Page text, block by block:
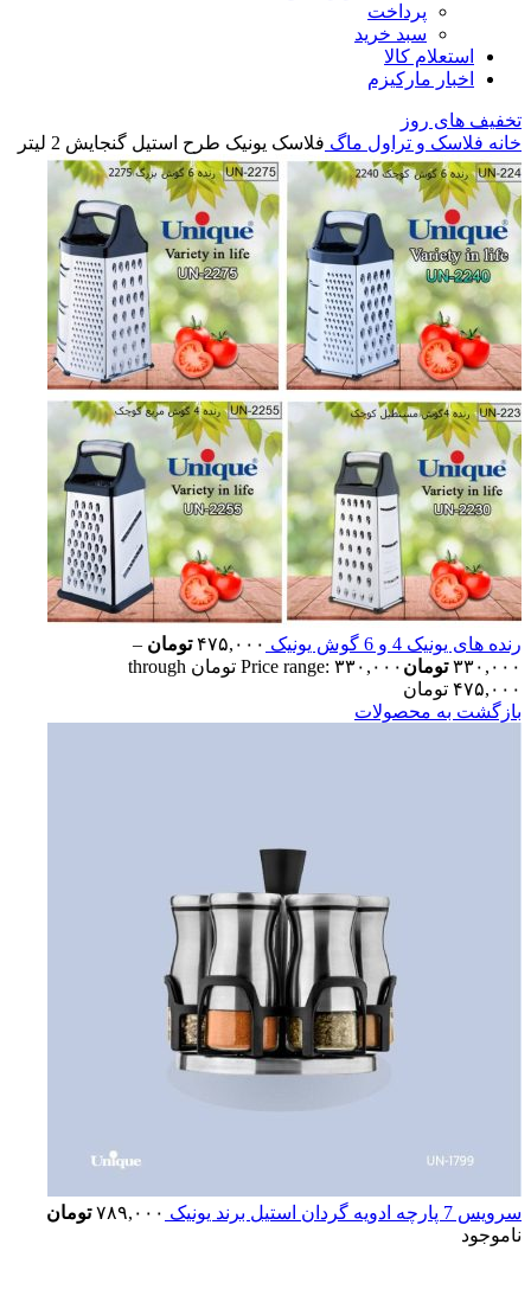
پرداخت
سبد خرید
استعلام کالا
اخبار مارکیزم
تخفیف های روز
خانه فلاسک و تراول ماگ فلاسک یونیک طرح استیل گنجایش 2 لیتر
رنده های یونیک 4 و 6 گوش یونیک ۴۷۵,۰۰۰ تومان –
۳۳۰,۰۰۰ تومان
Price range: ۳۳۰,۰۰۰ تومان through
۴۷۵,۰۰۰ تومان
بازگشت به محصولات
سرویس 7 پارچه ادویه گردان استیل برند یونیک ۷۸۹,۰۰۰ تومان
ناموجود